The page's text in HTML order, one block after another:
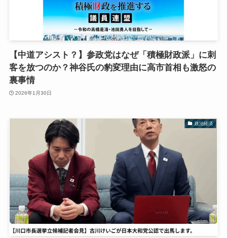
【中道アシスト？】参政党はなぜ「積極財政派」に刺
客を放つのか？神谷氏の豹変理由に高市首相も激怒の
裏事情
2026年1月30日
政治経済